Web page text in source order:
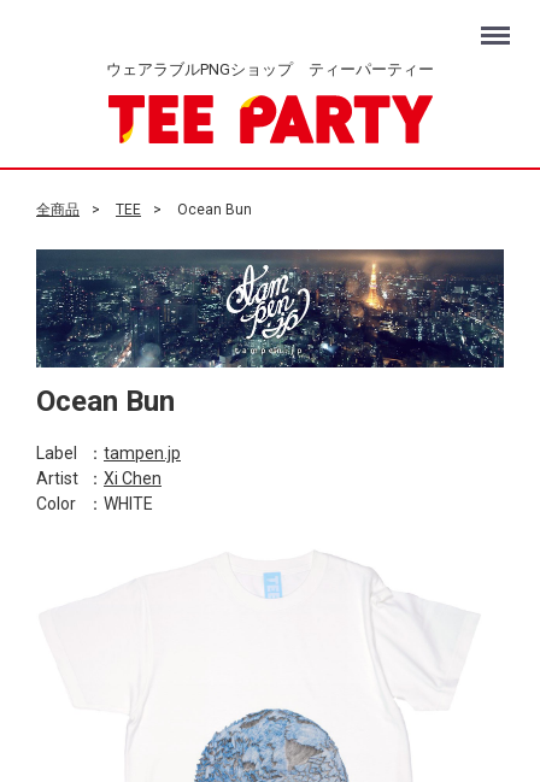
ウェアラブルPNGショップ ティーパーティー
Menu
全商品 TEE Ocean Bun
Ocean Bun
Label ： tampen.jp
Artist
： Xi Chen
Color
：WHITE